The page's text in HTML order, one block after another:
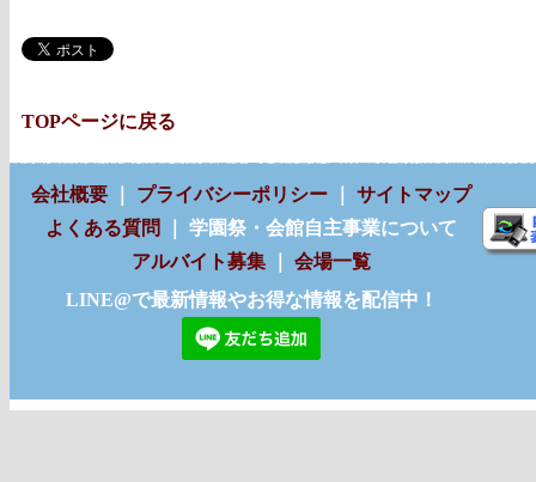
TOPページに戻る
会社概要 プライバシーポリシー
サイトマップ
よくある質問
｜ 学園祭・会館自主事業について
アルバイト募集
会場一覧
LINE@で最新情報やお得な情報を配信中！